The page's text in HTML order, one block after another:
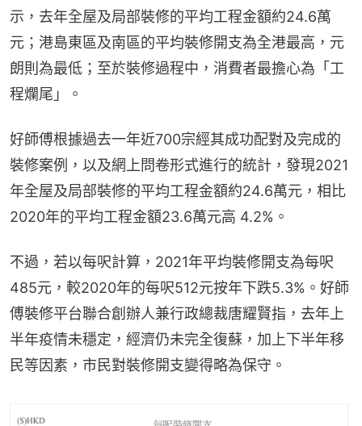
示，去年全屋及局部裝修的平均工程金額約24.6萬
元；港島東區及南區的平均裝修開支為全港最高，元
朗則為最低；至於裝修過程中，消費者最擔心為「工
程爛尾」。
好師傅根據過去一年近700宗經其成功配對及完成的
裝修案例，以及網上問卷形式進行的統計，發現2021
年全屋及局部裝修的平均工程金額約24.6萬元，相比
2020年的平均工程金額23.6萬元高 4.2%。
不過，若以每呎計算，2021年平均裝修開支為每呎
485元，較2020年的每呎512元按年下跌5.3%。好師
傅裝修平台聯合創辦人兼行政總裁唐耀賢指，去年上
半年疫情未穩定，經濟仍未完全復蘇，加上下半年移
民等因素，市民對裝修開支變得略為保守。